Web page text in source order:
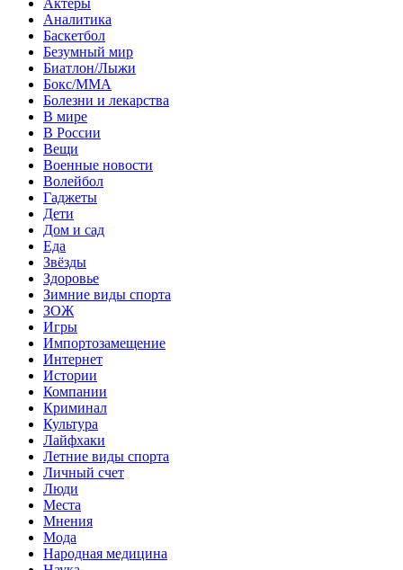
Аналитика
Баскетбол
Безумный мир
Биатлон/Лыжи
Бокс/MMA
Болезни и лекарства
В мире
В России
Вещи
Военные новости
Волейбол
Гаджеты
Дети
Дом и сад
Еда
Звёзды
Здоровье
Зимние виды спорта
ЗОЖ
Игры
Импортозамещение
Интернет
Истории
Компании
Криминал
Культура
Лайфхаки
Летние виды спорта
Личный счет
Люди
Места
Мнения
Мода
Народная медицина